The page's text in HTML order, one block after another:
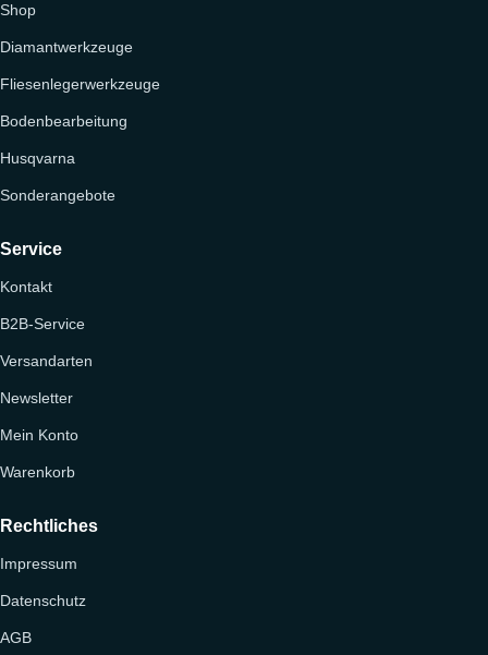
Shop
Diamantwerkzeuge
Fliesenlegerwerkzeuge
Bodenbearbeitung
Husqvarna
Sonderangebote
Service
Kontakt
B2B-Service
Versandarten
Newsletter
Mein Konto
Warenkorb
Rechtliches
Impressum
Datenschutz
AGB